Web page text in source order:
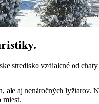
stredisko vzdialené od
ale aj nenáročných lyžiarov.
miest.